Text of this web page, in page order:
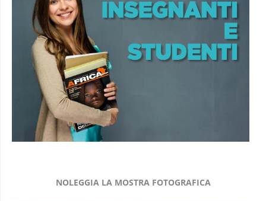
NOLEGGIA LA MOSTRA FOTOGRAFICA